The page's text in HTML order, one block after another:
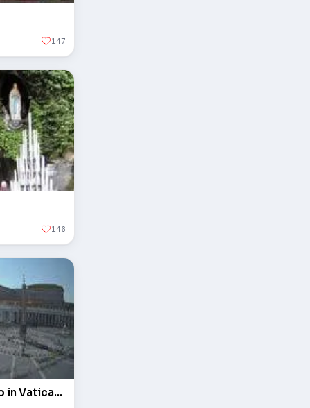
147
146
L'obelisco in piazza San Pietro in Vaticano